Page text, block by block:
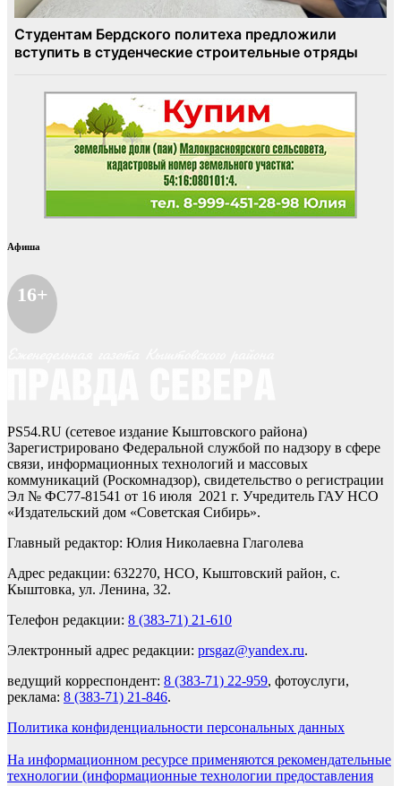
Афиша
16+
PS54.RU (сетевое издание Кыштовского района)
Зарегистрировано Федеральной службой по надзору в сфере
связи, информационных технологий и массовых
коммуникаций (Роскомнадзор), свидетельство о регистрации
Эл № ФС77-81541 от 16 июля 2021 г. Учредитель ГАУ НСО
«Издательский дом «Советская Сибирь».
Главный редактор: Юлия Николаевна Глаголева
Адрес редакции: 632270, НСО, Кыштовский район, с.
Кыштовка, ул. Ленина, 32.
Телефон редакции: 8 (383-71) 21-610
Электронный адрес редакции: prsgaz@yandex.ru.
ведущий корреспондент: 8 (383-71) 22-959, фотоуслуги,
реклама: 8 (383-71) 21-846.
Политика конфиденциальности персональных данных
На информационном ресурсе применяются рекомендательные
технологии (информационные технологии предоставления